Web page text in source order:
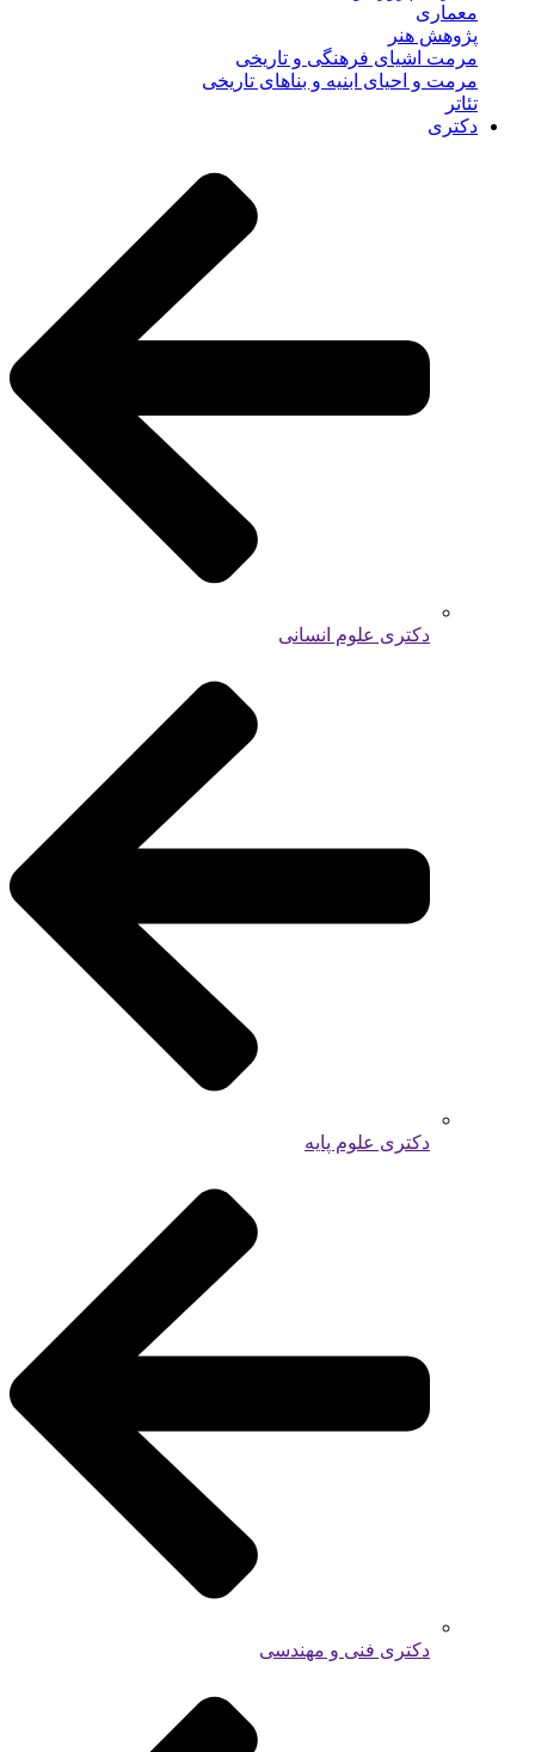
معماری
پژوهش هنر
مرمت اشیای فرهنگی و تاریخی
مرمت و احیای ابنیه و بناهای تاریخی
تئاتر
دکتری
دکتری علوم انسانی
دکتری علوم پایه
دکتری فنی و مهندسی